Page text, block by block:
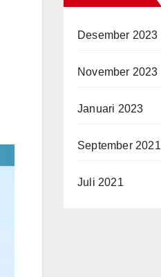
Desember 2023
November 2023
Januari 2023
September 2021
Juli 2021